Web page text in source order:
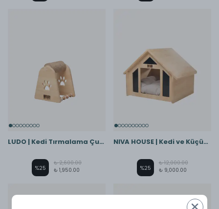
LUDO | Kedi Tırmalama Çubuğu - Ahşap Halkalı
%25
₺ 2,600.00
₺ 1,950.00
NIVA HOUSE | Kedi ve Küçük Irklar için Özel Tasarım Bungalov Ev
%25
₺ 12,000.00
₺ 9,000.00